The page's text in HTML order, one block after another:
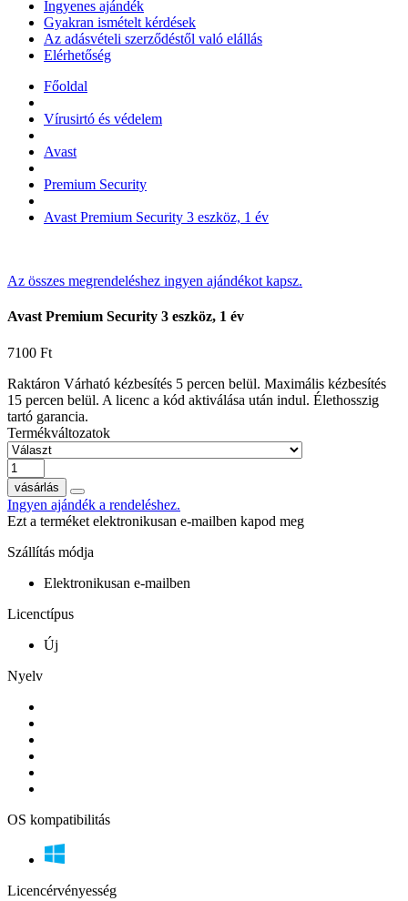
Ingyenes ajándék
Gyakran ismételt kérdések
Az adásvételi szerződéstől való elállás
Elérhetőség
Főoldal
Vírusirtó és védelem
Avast
Premium Security
Avast Premium Security 3 eszköz, 1 év
Az összes megrendeléshez ingyen ajándékot kapsz.
Avast Premium Security 3 eszköz, 1 év
7100 Ft
Raktáron Várható kézbesítés 5 percen belül. Maximális kézbesítés
15 percen belül. A licenc a kód aktiválása után indul. Élethosszig
tartó garancia.
Termékváltozatok
vásárlás
Ingyen ajándék a rendeléshez.
Ezt a terméket elektronikusan e-mailben kapod meg
Szállítás módja
Elektronikusan e-mailben
Licenctípus
Új
Nyelv
OS kompatibilitás
Licencérvényesség